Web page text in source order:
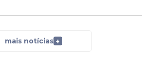
mais notícias +